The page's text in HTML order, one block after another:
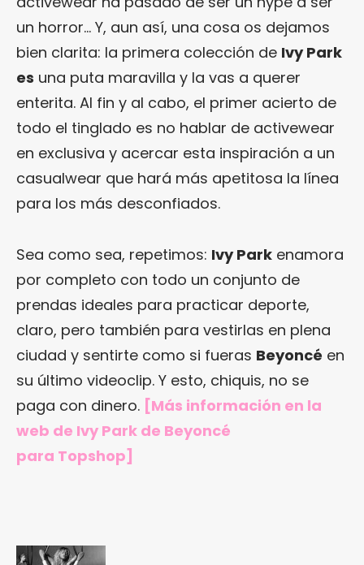
un horror… Y, aun así, una cosa os dejamos
bien clarita: la primera colección de Ivy Park
es una puta maravilla y la vas a querer
enterita. Al fin y al cabo, el primer acierto de
todo el tinglado es no hablar de activewear
en exclusiva y acercar esta inspiración a un
casualwear que hará más apetitosa la línea
para los más desconfiados.
Sea como sea, repetimos: Ivy Park enamora
por completo con todo un conjunto de
prendas ideales para practicar deporte,
claro, pero también para vestirlas en plena
ciudad y sentirte como si fueras Beyoncé en
su último videoclip. Y esto, chiquis, no se
paga con dinero. [Más información en la
web de Ivy Park de Beyoncé
para Topshop]